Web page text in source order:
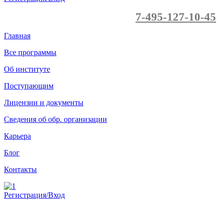
7-495-127-10-45
Главная
Все программы
Об институте
Поступающим
Лицензии и документы
Сведения об обр. организации
Карьера
Блог
Контакты
Регистрация/Вход